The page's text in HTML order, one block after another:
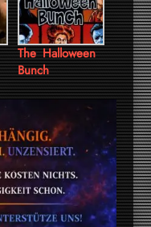
The Halloween
Bunch